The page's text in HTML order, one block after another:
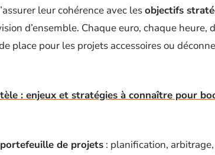
leur cohérence avec lesobjectifs
d’ensemble. Chaque euro, chaque heure,
place pour les projets accessoires ou
: enjeux et stratégies à connaître pour
de projets : planification,